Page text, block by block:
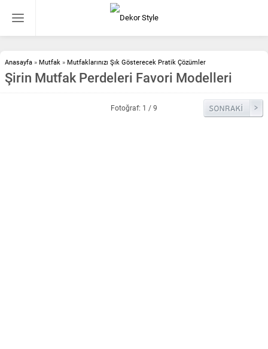
Anasayfa » Mutfak » Mutfaklarınızı Şık Gösterecek Pratik Çözümler
Şirin Mutfak Perdeleri Favori Modelleri
Fotoğraf: 1 / 9